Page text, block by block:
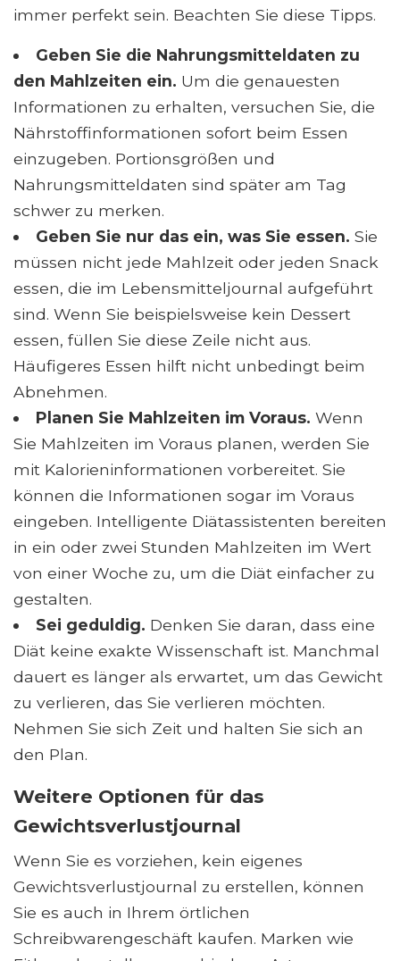
immer perfekt sein. Beachten Sie diese Tipps.
Geben Sie die Nahrungsmitteldaten zu
den Mahlzeiten ein. Um die genauesten
Informationen zu erhalten, versuchen Sie, die
Nährstoffinformationen sofort beim Essen
einzugeben. Portionsgrößen und
Nahrungsmitteldaten sind später am Tag
schwer zu merken.
Geben Sie nur das ein, was Sie essen. Sie
müssen nicht jede Mahlzeit oder jeden Snack
essen, die im Lebensmitteljournal aufgeführt
sind. Wenn Sie beispielsweise kein Dessert
essen, füllen Sie diese Zeile nicht aus.
Häufigeres Essen hilft nicht unbedingt beim
Abnehmen.
Planen Sie Mahlzeiten im Voraus. Wenn
Sie Mahlzeiten im Voraus planen, werden Sie
mit Kalorieninformationen vorbereitet. Sie
können die Informationen sogar im Voraus
eingeben. Intelligente Diätassistenten bereiten
in ein oder zwei Stunden Mahlzeiten im Wert
von einer Woche zu, um die Diät einfacher zu
gestalten.
Sei geduldig. Denken Sie daran, dass eine
Diät keine exakte Wissenschaft ist. Manchmal
dauert es länger als erwartet, um das Gewicht
zu verlieren, das Sie verlieren möchten.
Nehmen Sie sich Zeit und halten Sie sich an
den Plan.
Weitere Optionen für das
Gewichtsverlustjournal
Wenn Sie es vorziehen, kein eigenes
Gewichtsverlustjournal zu erstellen, können
Sie es auch in Ihrem örtlichen
Schreibwarengeschäft kaufen. Marken wie